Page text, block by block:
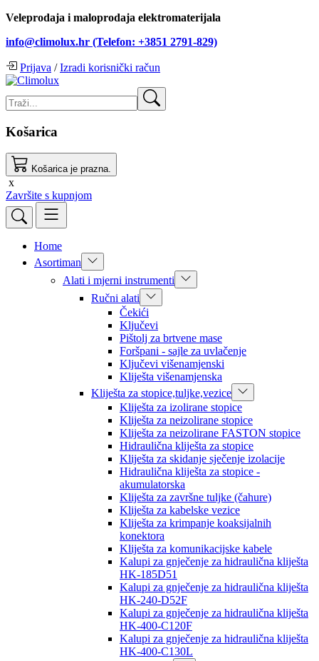
Veleprodaja i maloprodaja elektromaterijala
info@climolux.hr (Telefon: +3851 2791-829)
Prijava /Izradi korisnički račun
Košarica
Košarica je prazna.
x
Završite s kupnjom
Home
Asortiman
Alati i mjerni instrumenti
Ručni alati
Čekići
Ključevi
Pištolj za brtvene mase
Foršpani - sajle za uvlačenje
Ključevi višenamjenski
Kliješta višenamjenska
Kliješta za stopice,tuljke,vezice
Kliješta za izolirane stopice
Kliješta za neizolirane stopice
Kliješta za neizolirane FASTON stopice
Hidraulična kliješta za stopice
Kliješta za skidanje sječenje izolacije
Hidraulična kliješta za stopice -
akumulatorska
Kliješta za završne tuljke (čahure)
Kliješta za kabelske vezice
Kliješta za krimpanje koaksijalnih
konektora
Kliješta za komunikacijske kabele
Kalupi za gnječenje za hidraulična kliješta
HK-185D51
Kalupi za gnječenje za hidraulična kliješta
HK-240-D52F
Kalupi za gnječenje za hidraulična kliješta
HK-400-C120F
Kalupi za gnječenje za hidraulična kliješta
HK-400-C130L